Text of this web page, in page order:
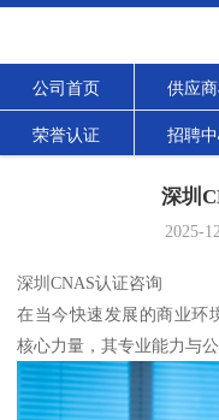
公司首页 供应
荣誉认证 招聘
深圳
2025-
深圳CNAS认证咨询
在当今快速发展的商业环
核心力量，其专业能力与